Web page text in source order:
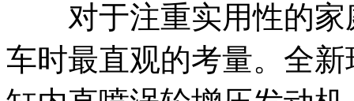
对于注重实用性的家
车时最直观的考量。全